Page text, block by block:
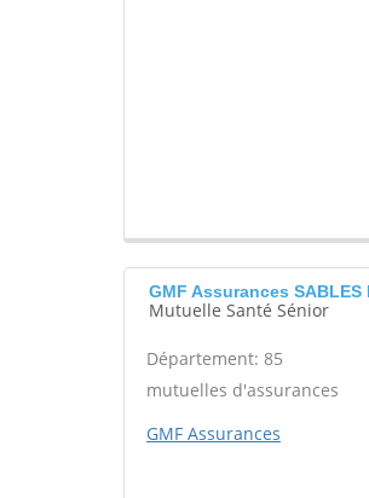
GMF Assurances SABLES
Mutuelle Santé Sénior
Département: 85
mutuelles d'assurances
GMF Assurances